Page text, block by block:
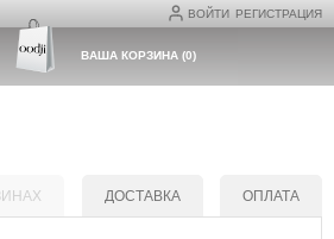
ВОЙТИ РЕГИСТРАЦИЯ
ВАША КОРЗИНА(0)
ДОСТАВКА ОПЛАТА